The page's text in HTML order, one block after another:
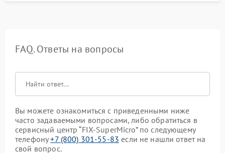
FAQ. Ответы на вопросы
Вы можете ознакомиться с приведенными ниже
часто задаваемыми вопросами, либо обратиться в
сервисный центр “FIX-SuperMicro” по следующему
телефону+7 (800) 301-55-83 если не нашли ответ на
свой вопрос.